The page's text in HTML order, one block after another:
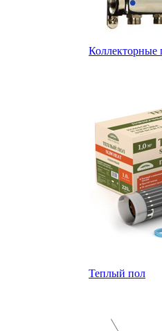
Коллекторные
Теплый пол